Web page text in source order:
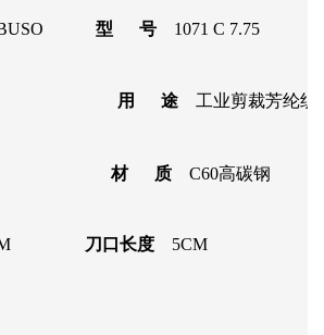
型 号 1071 C 7.75
用 途 工业剪裁芳纶
材 质 C60高碳钢
刀口长度 5CM